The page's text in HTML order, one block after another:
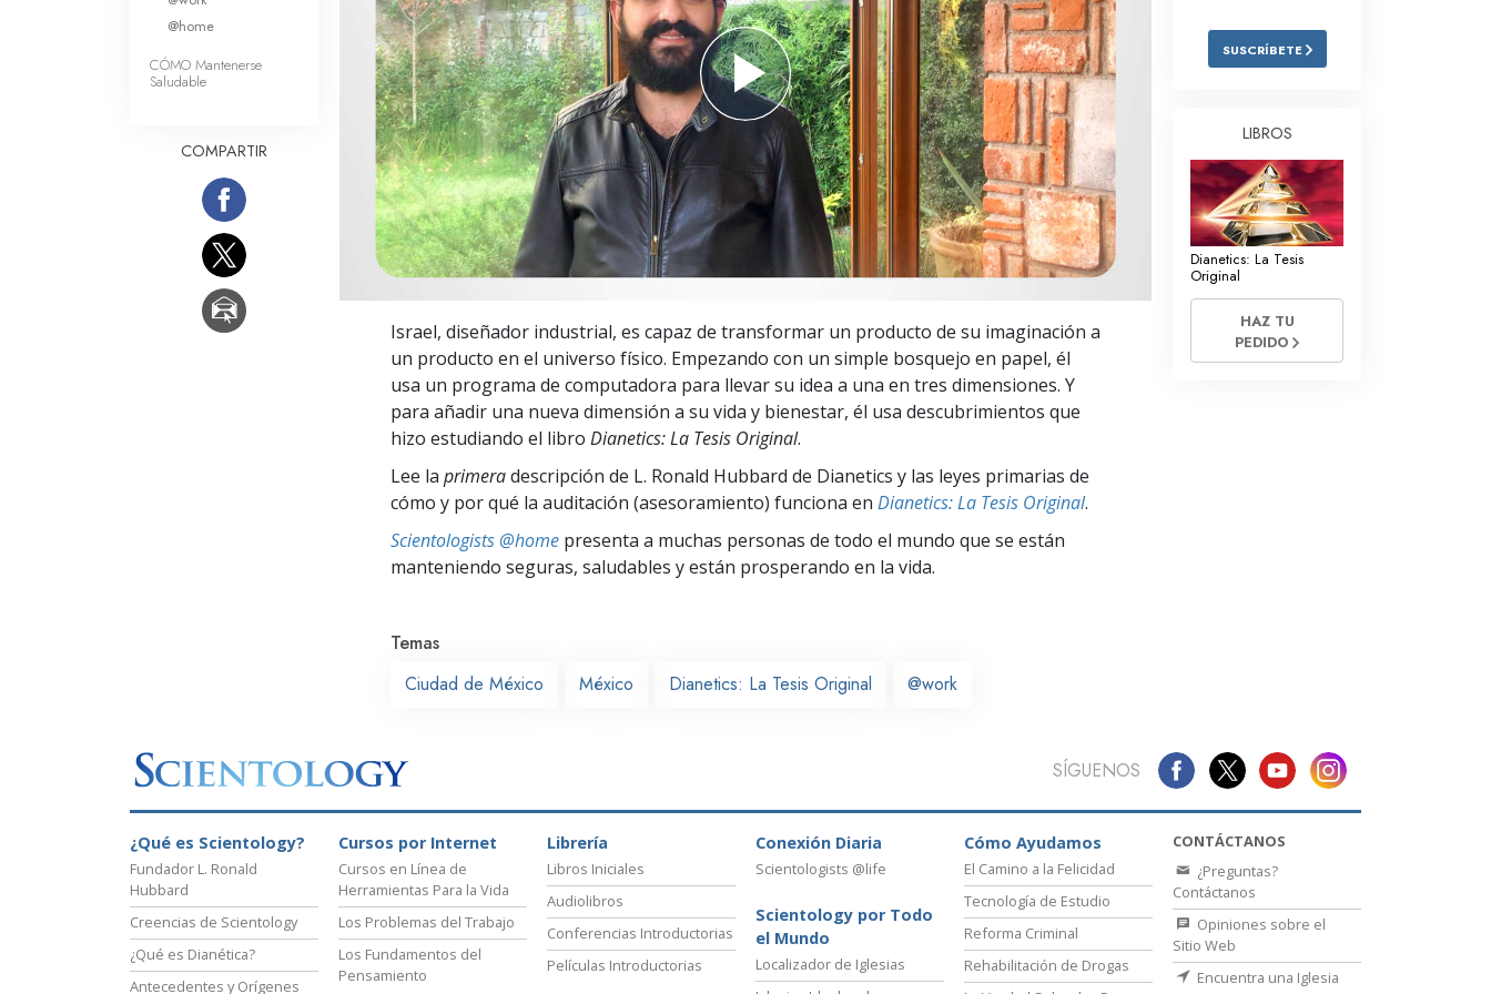
Amor y Odio: ¿Qué es Grandeza?
Respuestas a las Drogas
Los Niños
La Ética y las
Condiciones
La Causa de la Supresión
Investigaciones
Los Fundamentos de la Organización
Los Fundamentos de las Relaciones
Israel, diseñador industrial, es capaz de transformar un producto de su imaginación a
un producto en el universo físico. Empezando con un simple bosquejo en papel, él
usa un programa de computadora para llevar su idea a una en tres dimensiones. Y
para añadir una nueva dimensión a su vida y bienestar, él usa descubrimientos que
hizo estudiando el libro Dianetics: La Tesis Original.
Lee la primeradescripción de L. Ronald Hubbard de Dianetics y las leyes primarias de
cómo y por qué la auditación (asesoramiento) funciona en Dianetics: La Tesis Original.
Scientologists @home presenta a muchas personas de todo el mundo que se están
manteniendo seguras, saludables y están prosperando en la vida.
Temas
Ciudad de México
México Dianetics: La Tesis Original @work
@home
CÓMO Mantenerse
Saludable
COMPARTIR
SUSCRÍBETE
LIBROS
Dianetics: La Tesis
Original
HAZ TU
PEDIDO
SÍGUENOS
¿Qué es Scientology?
Fundador L. Ronald
Hubbard
Creencias de Scientology
¿Qué es Dianética?
Antecedentes y Orígenes
Cursos por Internet
Cursos en Línea de
Herramientas Para la Vida
Los Problemas del Trabajo
Los Fundamentos del
Pensamiento
Librería
Libros Iniciales
Audiolibros
Conferencias Introductorias
Películas Introductorias
Conexión Diaria
Scientologists @life
Scientology por Todo
el Mundo
Localizador de Iglesias
Cómo Ayudamos
El Camino a la Felicidad
Tecnología de Estudio
Reforma Criminal
Rehabilitación de Drogas
CONTÁCTANOS
¿Preguntas?
Contáctanos
Opiniones sobre el
Sitio Web
Encuentra una Iglesia